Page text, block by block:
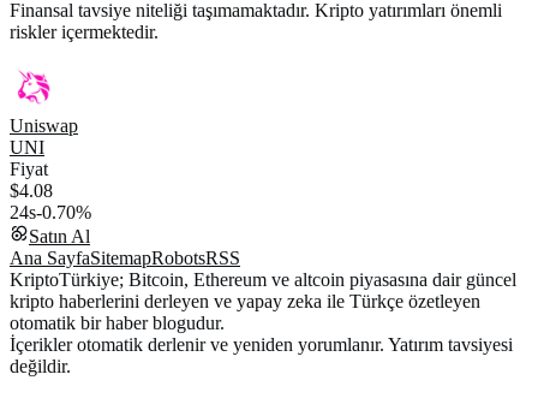
Finansal tavsiye niteliği taşımamaktadır. Kripto yatırımları önemli
riskler içermektedir.
Uniswap
UNI
Fiyat
$4.08
24s-0.70%
Satın Al
Ana SayfaSitemapRobotsRSS
KriptoTürkiye; Bitcoin, Ethereum ve altcoin piyasasına dair güncel
kripto haberlerini derleyen ve yapay zeka ile Türkçe özetleyen
otomatik bir haber blogudur.
İçerikler otomatik derlenir ve yeniden yorumlanır. Yatırım tavsiyesi
değildir.